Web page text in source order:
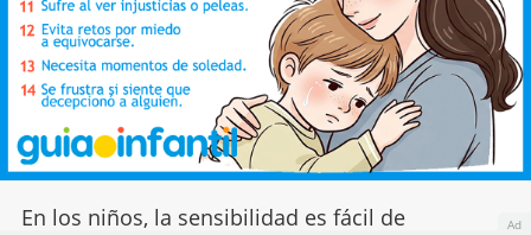
En los niños, la sensibilidad es fácil de
Ad